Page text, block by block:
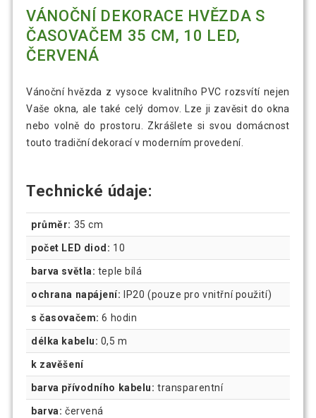
VÁNOČNÍ DEKORACE HVĚZDA S
ČASOVAČEM 35 CM, 10 LED,
ČERVENÁ
Vánoční hvězda z vysoce kvalitního PVC rozsvítí nejen
Vaše okna, ale také celý domov. Lze ji zavěsit do okna
nebo volně do prostoru. Zkrášlete si svou domácnost
touto tradiční dekorací v moderním provedení.
Technické údaje:
průměr: 35 cm
počet LED diod: 10
barva světla: teple bílá
ochrana napájení: IP20 (pouze pro vnitřní použití)
s časovačem: 6 hodin
délka kabelu: 0,5 m
k zavěšení
barva přívodního kabelu: transparentní
barva: červená